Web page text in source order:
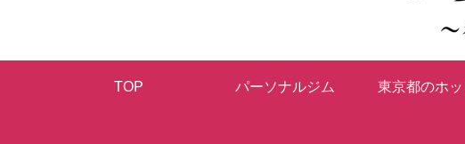
TOP パーソナルジム 東京都のホ